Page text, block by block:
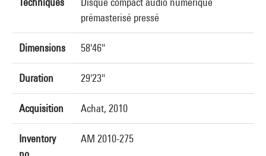
prémasterisé pressé
Dimensions 58'46"
Duration 29'23"
Acquisition Achat, 2010
Inventory
AM 2010-275